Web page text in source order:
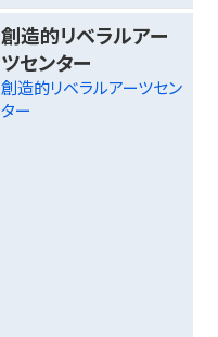
創造的リベラルアー
ツセンター
創造的リベラルアーツセン
ター